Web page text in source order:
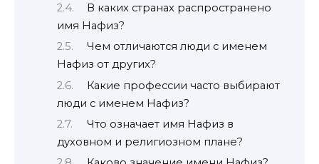
В каких странах распространено
имя Нафиз?
Чем отличаются люди с именем
Нафиз от других?
Какие профессии часто выбирают
люди с именем Нафиз?
Что означает имя Нафиз в
духовном и религиозном плане?